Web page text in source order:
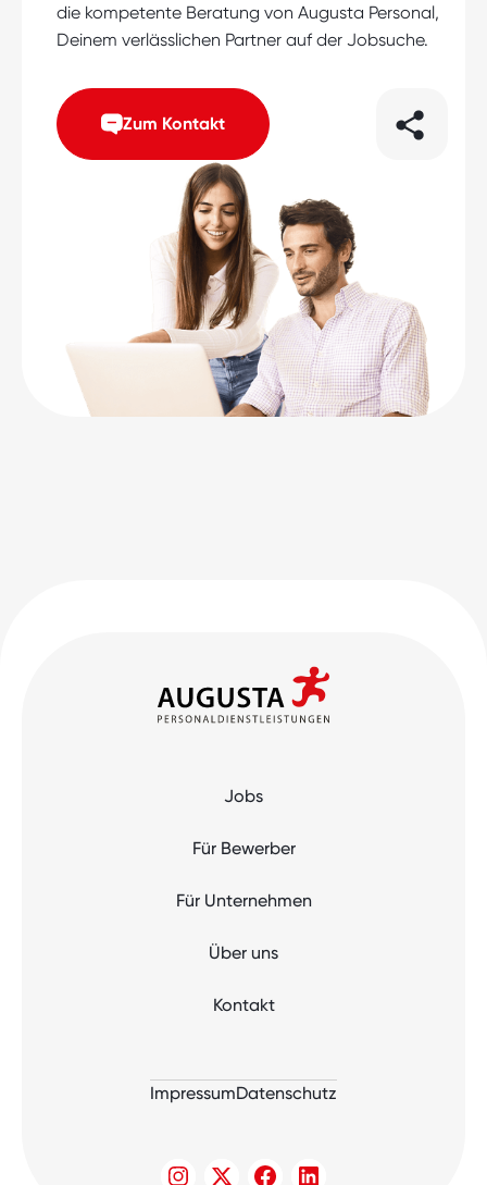
die kompetente Beratung von Augusta Personal,
Deinem verlässlichen Partner auf der Jobsuche.
Zum Kontakt
Jobs
Für Bewerber
Für Unternehmen
Über uns
Kontakt
ImpressumDatenschutz